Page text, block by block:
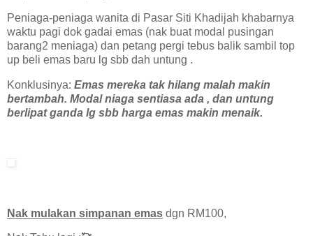
Peniaga-peniaga wanita di Pasar Siti Khadijah khabarnya
waktu pagi dok gadai emas (nak buat modal pusingan
barang2 meniaga) dan petang pergi tebus balik sambil top
up beli emas baru lg sbb dah untung .
Konklusinya: Emas mereka tak hilang malah makin
bertambah. Modal niaga sentiasa ada , dan untung
berlipat ganda lg sbb harga emas makin menaik.
Nak mulakan simpanan emas dgn RM100,